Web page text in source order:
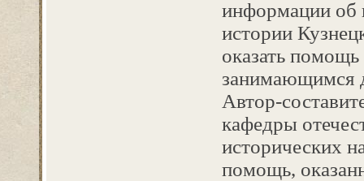
информации об
истории
оказать
занимающимся
Автор-
кафедры
исторических
помощь,